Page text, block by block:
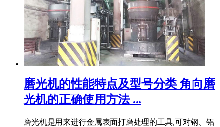
磨光机的性能特点及型号分类 角向磨
光机的正确使用方法 ...
磨光机是用来进行金属表面打磨处理的工具,可对钢、铝